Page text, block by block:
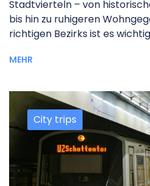
Stadtvierteln – von
bis hin zu ruhigeren
richtigen Bezirks ist es
MEHR
City trips